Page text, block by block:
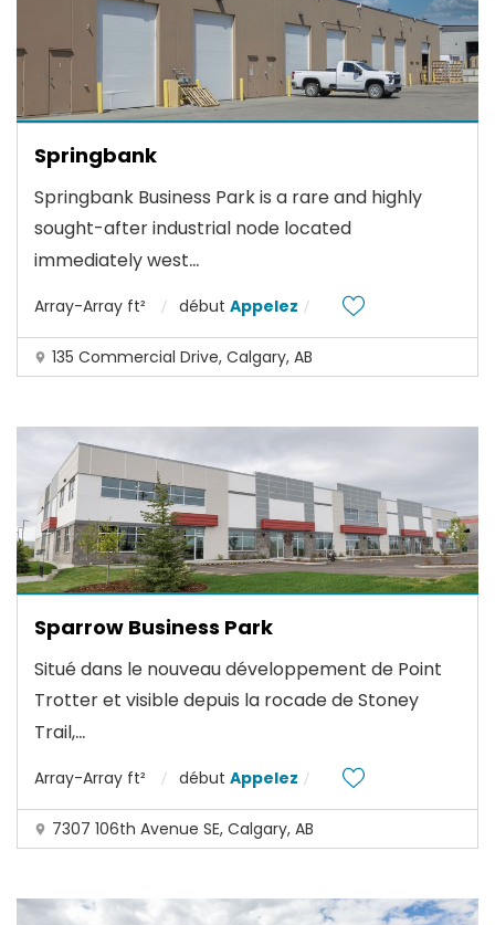
Springbank
Springbank Business Park is a rare and highly
sought-after industrial node located
immediately west...
Array-Array ft² début Appelez
135 Commercial Drive, Calgary, AB
Sparrow Business Park
Situé dans le nouveau développement de Point
Trotter et visible depuis la rocade de Stoney
Trail,...
Array-Array ft² début Appelez
7307 106th Avenue SE, Calgary, AB